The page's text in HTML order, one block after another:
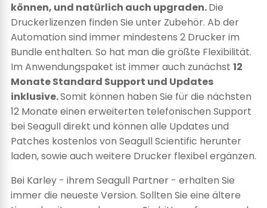
können, und natürlich auch upgraden.Die
Druckerlizenzen finden Sie unter Zubehör. Ab der
Automation sind immer mindestens 2 Drucker im
Bundle enthalten. So hat man die größte Flexibilität.
Im Anwendungspaket ist immer auch zunächst 12
Monate Standard Support und Updates
inklusive.Somit können haben Sie für die nächsten
12 Monate einen erweiterten telefonischen Support
bei Seagull direkt und können alle Updates und
Patches kostenlos von Seagull Scientific herunter
laden, sowie auch weitere Drucker flexibel ergänzen.
Bei Karley - ihrem Seagull Partner - erhalten Sie
immer die neueste Version. Sollten Sie eine ältere